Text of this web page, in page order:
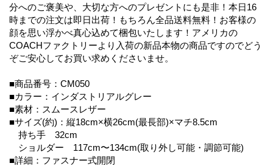
分へのご褒美や、大切な方へのプレゼントにも是非！本日16
時までの注文は即日出荷！もちろん全品送料無料！お客様の
顔を思い浮かべ真心込めて梱包いたします！アメリカの
COACHファクトリーより入荷の新品本物の商品ですのでどう
ぞご安心してお買い求めくださいませ。
■商品番号：CM050
■カラー：インダストリアルグレー
■素材：スムースレザー
■サイズ(約)：縦18cm×横26cm(最長部)×マチ8.5cm
持ち手 32cm
ショルダー 117cm〜134cm(取り外し可能・調節可能)
■詳細：ファスナー式開閉